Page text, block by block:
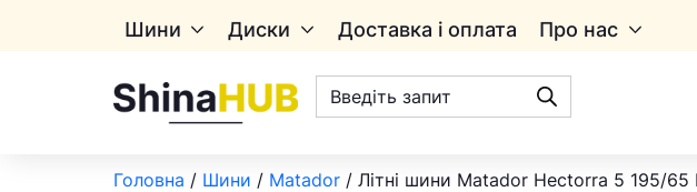
Шини Диски Доставка і оплата Про нас
Пошук
товарів
Головна / Шини / Matador / Літні шини Matador Hectorra 5 195/65